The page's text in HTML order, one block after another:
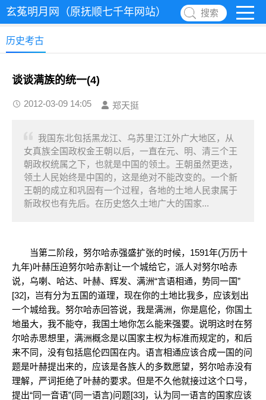
玄菟明月网（原抚顺七千年网站） 搜索
历史考古
谈谈满族的统一(4)
2012-03-09 14:05 郑天挺
我国东北包括黑龙江、乌苏里江江外广大地区，从
女真族全国政权金王朝以后，一直在元、明、清三个王
朝政权统属之下，也就是中国的领土。王朝虽然更迭，
领土人民始终是中国的，这是绝对不能改变的。一个新
王朝的成立和巩固有一个过程，各地的土地人民隶属于
新政权也有先后。在历史悠久土地广大的国家...
当第二阶段，努尔哈赤强盛扩张的时候，1591年(万历十
九年)叶赫压迫努尔哈赤割让一个城给它，派人对努尔哈赤
说，乌喇、哈达、叶赫、辉发、满洲“言语相通，势同一国”
[32]，岂有分为五国的道理，现在你的土地比我多，应该划出
一个城给我。努尔哈赤回答说，我是满洲，你是扈伦，你国土
地虽大，我不能夺，我国土地你怎么能来强要。说明这时在努
尔哈赤思想里，满洲概念是以国家主权为标准而规定的，和后
来不同，没有包括扈伦四国在内。语言相通应该合成一国的问
题是叶赫提出来的，应该是各族人的多数愿望，努尔哈赤没有
理解，严词拒绝了叶赫的要求。但是不久他就接过这个口号，
提出“同一音语”(同一语言)问题[33]，认为同一语言的国家应该